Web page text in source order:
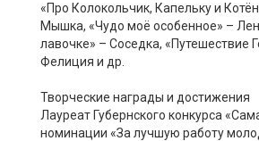
«Про Колокольчик, Капельку и
Мышка, «Чудо моё особенное» –
лавочке» – Соседка, «Путешествие
Фелиция и др.
Творческие награды и достижения
Лауреат Губернского конкурса
номинации «За лучшую работу